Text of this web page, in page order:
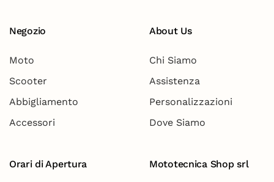
Negozio
Moto
Scooter
Abbigliamento
Accessori
About Us
Chi Siamo
Assistenza
Personalizzazioni
Dove Siamo
Orari di Apertura Mototecnica Shop srl